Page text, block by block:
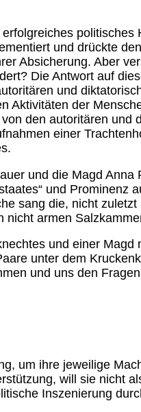
und drückte
Absicherung. Aber
Die Antwort auf
und
Aktivitäten der
den autoritären
einer
und die Magd
und
sang die, nicht
armen
und einer
unter dem
und uns den
um ihre jeweilige
will sie nicht
Inszenierung